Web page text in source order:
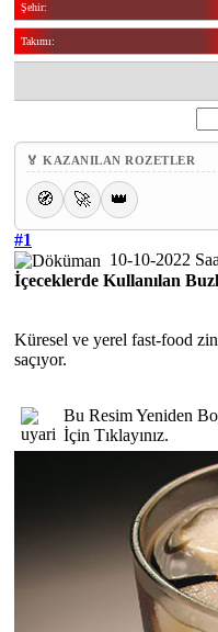
Şehir:
Takımı:
🏅 KAZANILAN ROZETLER
🧭 🚀 👑
#1
10-10-2022
İçeceklerde Kullanılan
Küresel ve yerel fast-food
saçıyor.
Bu Resim Yeniden
İçin Tıklayınız.